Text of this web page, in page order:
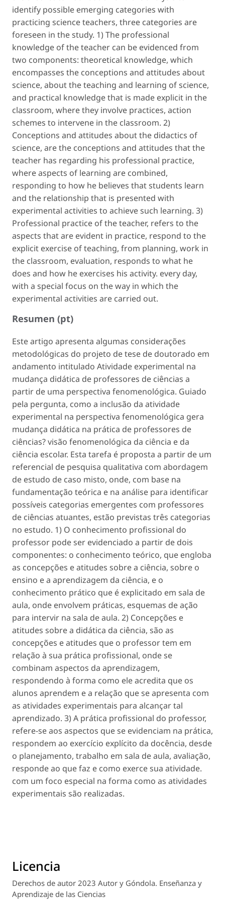
identify possible emerging categories with
practicing science teachers, three categories are
foreseen in the study. 1) The professional
knowledge of the teacher can be evidenced from
two components: theoretical knowledge, which
encompasses the conceptions and attitudes about
science, about the teaching and learning of science,
and practical knowledge that is made explicit in the
classroom, where they involve practices, action
schemes to intervene in the classroom. 2)
Conceptions and attitudes about the didactics of
science, are the conceptions and attitudes that the
teacher has regarding his professional practice,
where aspects of learning are combined,
responding to how he believes that students learn
and the relationship that is presented with
experimental activities to achieve such learning. 3)
Professional practice of the teacher, refers to the
aspects that are evident in practice, respond to the
explicit exercise of teaching, from planning, work in
the classroom, evaluation, responds to what he
does and how he exercises his activity. every day,
with a special focus on the way in which the
experimental activities are carried out.
Resumen (pt)
Este artigo apresenta algumas considerações
metodológicas do projeto de tese de doutorado em
andamento intitulado Atividade experimental na
mudança didática de professores de ciências a
partir de uma perspectiva fenomenológica. Guiado
pela pergunta, como a inclusão da atividade
experimental na perspectiva fenomenológica gera
mudança didática na prática de professores de
ciências? visão fenomenológica da ciência e da
ciência escolar. Esta tarefa é proposta a partir de um
referencial de pesquisa qualitativa com abordagem
de estudo de caso misto, onde, com base na
fundamentação teórica e na análise para identificar
possíveis categorias emergentes com professores
de ciências atuantes, estão previstas três categorias
no estudo. 1) O conhecimento profissional do
professor pode ser evidenciado a partir de dois
componentes: o conhecimento teórico, que engloba
as concepções e atitudes sobre a ciência, sobre o
ensino e a aprendizagem da ciência, e o
conhecimento prático que é explicitado em sala de
aula, onde envolvem práticas, esquemas de ação
para intervir na sala de aula. 2) Concepções e
atitudes sobre a didática da ciência, são as
concepções e atitudes que o professor tem em
relação à sua prática profissional, onde se
combinam aspectos da aprendizagem,
respondendo à forma como ele acredita que os
alunos aprendem e a relação que se apresenta com
as atividades experimentais para alcançar tal
aprendizado. 3) A prática profissional do professor,
refere-se aos aspectos que se evidenciam na prática,
respondem ao exercício explícito da docência, desde
o planejamento, trabalho em sala de aula, avaliação,
responde ao que faz e como exerce sua atividade.
com um foco especial na forma como as atividades
experimentais são realizadas.
Licencia
Derechos de autor 2023 Autor y Góndola. Enseñanza y
Aprendizaje de las Ciencias